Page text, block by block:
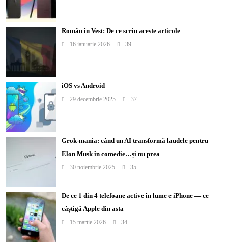
Român în Vest: De ce scriu aceste articole
16 ianuarie 2026 39
iOS vs Android
29 decembrie 2025 37
Grok-mania: când un AI transformă laudele pentru
Elon Musk în comedie…și nu prea
30 noiembrie 2025 35
De ce 1 din 4 telefoane active în lume e iPhone — ce
câștigă Apple din asta
15 martie 2026 34